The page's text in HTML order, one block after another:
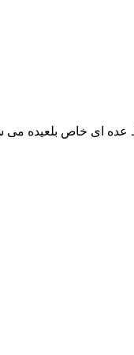
عده ای خاص بلعیده می